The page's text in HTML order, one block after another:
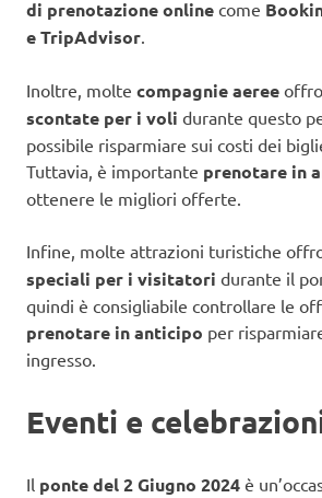
di prenotazione online come
e TripAdvisor
Inoltre, molte compagnie aeree
scontate per i voli durante questo
possibile risparmiare sui costi dei
Tuttavia, è importante prenotare in
ottenere le migliori offerte.
Infine, molte attrazioni turistiche
speciali per i visitatori durante il
quindi è consigliabile controllare le
prenotare in anticipo per
ingresso.
Eventi e
Il ponte del 2 Giugno 2024 è